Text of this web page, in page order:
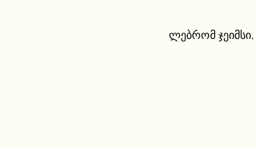
ლებრომ ჯეიმსი,